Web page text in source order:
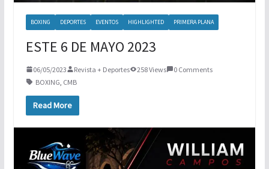
BOXING DEPORTES EVENTOS HIGHLIGHTED PRIMERA PLANA
ESTE 6 DE MAYO 2023
06/05/2023 Revista + Deportes 258 Views
0 Comments
BOXING CMB
Read More